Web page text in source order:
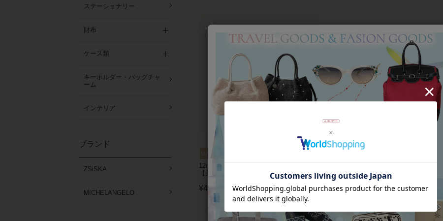
ステーショナリー
財布
ケース類
キーホルダー・バッグチャ
ーム
インテリア
ブランド
ZSiSKA
MICHELANGELO
12mm玉アクリルイヤリング/3401118
【美ST 掲載】*
¥4,050 税込
【ウンゲル】アクリルボールモチーフイ
¥4,320税込